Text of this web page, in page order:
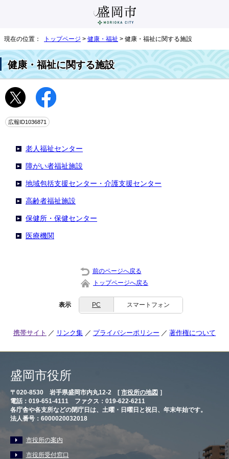
現在の位置： トップページ > 健康・福祉 > 健康・福祉に関する施設
健康・福祉に関する施設
広報ID1036871
老人福祉センター
障がい者福祉施設
地域包括支援センター・介護支援センター
高齢者福祉施設
保健所・保健センター
医療機関
前のページへ戻る
トップページへ戻る
表示 PC スマートフォン
携帯サイト リンク集 プライバシーポリシー 著作権について
盛岡市役所
〒020-8530 岩手県盛岡市内丸12-2 [ 市役所の地図 ］
電話：019-651-4111 ファクス：019-622-6211
各庁舎や各支所などの閉庁日は、土曜・日曜日と祝日、年末年始です。
法人番号：6000020032018
市役所の案内
市役所受付窓口